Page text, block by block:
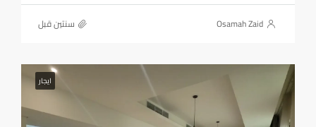
Osamah Zaid ‏سنتين قبل
ايجار